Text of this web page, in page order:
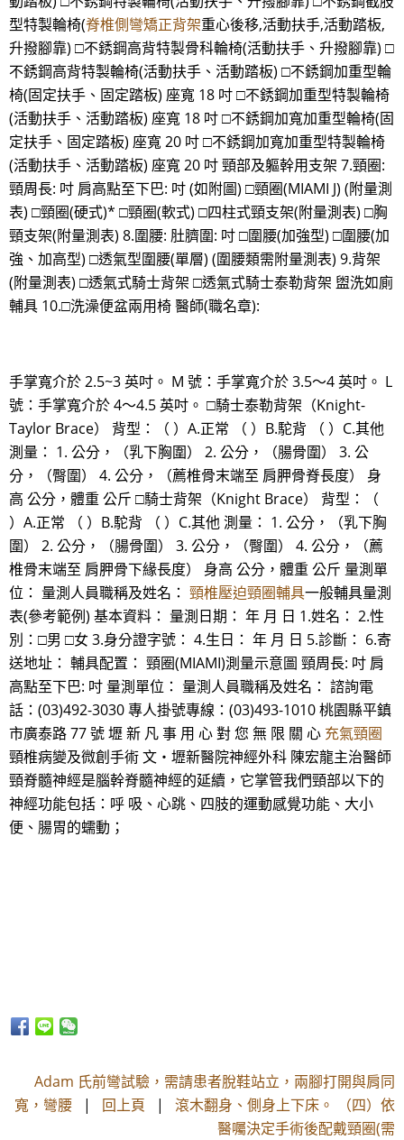
型特製輪椅(脊椎側彎矯正背架重心後移,活動扶手,活動踏板,
升撥腳靠) □不銹鋼高背特製骨科輪椅(活動扶手、升撥腳靠) □
不銹鋼高背特製輪椅(活動扶手、活動踏板) □不銹鋼加重型輪
椅(固定扶手、固定踏板) 座寬 18 吋 □不銹鋼加重型特製輪椅
(活動扶手、活動踏板) 座寬 18 吋 □不銹鋼加寬加重型輪椅(固
定扶手、固定踏板) 座寬 20 吋 □不銹鋼加寬加重型特製輪椅
(活動扶手、活動踏板) 座寬 20 吋 頸部及軀幹用支架 7.頸圈:
頸周長: 吋 肩高點至下巴: 吋 (如附圖) □頸圈(MIAMI J) (附量測
表) □頸圈(硬式)* □頸圈(軟式) □四柱式頸支架(附量測表) □胸
頸支架(附量測表) 8.圍腰: 肚臍圍: 吋 □圍腰(加強型) □圍腰(加
強、加高型) □透氣型圍腰(單層) (圍腰類需附量測表) 9.背架
(附量測表) □透氣式騎士背架 □透氣式騎士泰勒背架 盥洗如廁
輔具 10.□洗澡便盆兩用椅 醫師(職名章):
手掌寬介於 2.5~3 英吋。 M 號：手掌寬介於 3.5～4 英吋。 L
號：手掌寬介於 4～4.5 英吋。 □騎士泰勒背架（Knight-
Taylor Brace） 背型：（ ）A.正常 （ ）B.駝背 （ ）C.其他
測量： 1. 公分，（乳下胸圍） 2. 公分，（腸骨圍） 3. 公
分，（臀圍） 4. 公分，（薦椎骨末端至 肩胛骨脊長度） 身
高 公分，體重 公斤 □騎士背架（Knight Brace） 背型：（
）A.正常 （ ）B.駝背 （ ）C.其他 測量： 1. 公分，（乳下胸
圍） 2. 公分，（腸骨圍） 3. 公分，（臀圍） 4. 公分，（薦
椎骨末端至 肩胛骨下緣長度） 身高 公分，體重 公斤 量測單
位： 量測人員職稱及姓名： 頸椎壓迫頸圈輔具一般輔具量測
表(參考範例) 基本資料： 量測日期： 年 月 日 1.姓名： 2.性
別：□男 □女 3.身分證字號： 4.生日： 年 月 日 5.診斷： 6.寄
送地址： 輔具配置： 頸圈(MIAMI)測量示意圖 頸周長: 吋 肩
高點至下巴: 吋 量測單位： 量測人員職稱及姓名： 諮詢電
話：(03)492-3030 專人掛號專線：(03)493-1010 桃園縣平鎮
市廣泰路 77 號 壢 新 凡 事 用 心 對 您 無 限 關 心 充氣頸圈
頸椎病變及微創手術 文‧壢新醫院神經外科 陳宏龍主治醫師
頸脊髓神經是腦幹脊髓神經的延續，它掌管我們頸部以下的
神經功能包括：呼 吸、心跳、四肢的運動感覺功能、大小
便、腸胃的蠕動；
Adam 氏前彎試驗，需請患者脫鞋站立，兩腳打開與肩同
寬，彎腰 | 回上頁 | 滾木翻身、側身上下床。 （四）依
醫囑決定手術後配戴頸圈(需